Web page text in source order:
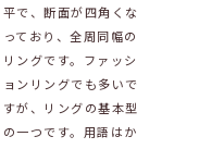
平で、断面が四角くな
っており、全周同幅の
リングです。ファッシ
ョンリングでも多いで
すが、リングの基本型
の一つです。用語はか